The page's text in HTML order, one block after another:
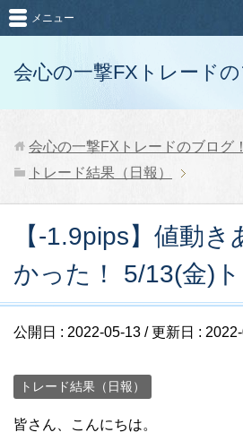
会心の一撃FXトレードの
メニュー
会心の一撃FXトレードのブログ！
トレード結果（日報）
【-1.9pips】値動
かった！ 5/13(金)
公開日 : 2022-05-13 / 更新日 :
トレード結果（日報）
皆さん、こんにちは。